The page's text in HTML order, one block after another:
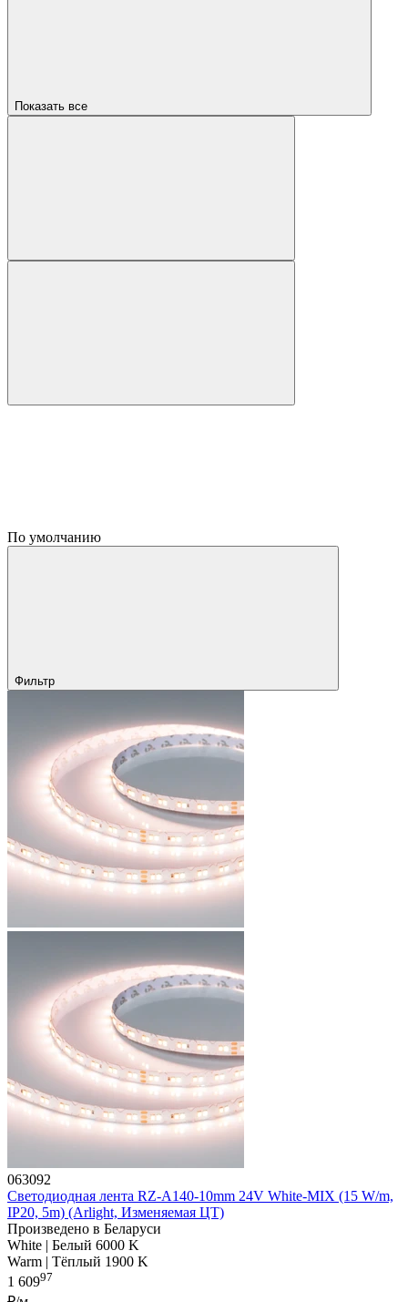
Показать все
По умолчанию
Фильтр
063092
Светодиодная лента RZ-A140-10mm 24V White-MIX (15 W/m,
IP20, 5m) (Arlight, Изменяемая ЦТ)
Произведено в Беларуси
White | Белый 6000 K
Warm | Тёплый 1900 K
1 60997